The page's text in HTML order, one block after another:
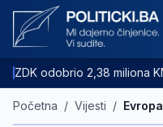
Početna / Vijesti / Evropa